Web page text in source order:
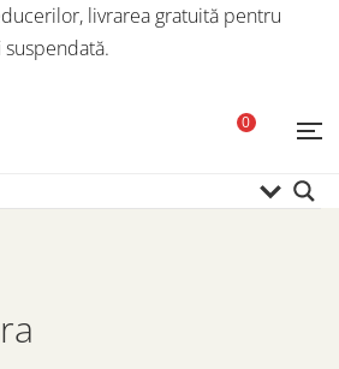
livrarea gratuită pentru
0